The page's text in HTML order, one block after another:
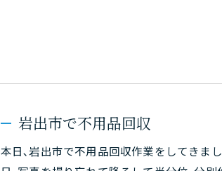
岩出市で不用品回収
本日､岩出市で不用品回収作業をしてきま